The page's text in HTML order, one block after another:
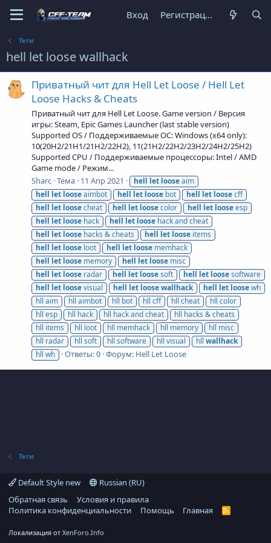
Вход Регистрация
Теги
hell let loose wallhack
Приватный чит для Hell Let Loose / Hell Let
Loose Hacks & Cheats
Приватный чит для Hell Let Loose. Game version / Версия
игры: Steam, Epic Games Launcher (last stable version)
Supported OS / Поддерживаемые ОС: Windows (x64 only):
10(20H2/21H1/21H2/22H2), 11(21H2/22H2/23H2/24H2/25H2)
Supported CPU / Поддерживаемые процессоры: Intel / AMD
Game mode / Режим...
Sharc Тема 11 Апр 2021 hell let looseaim
hell let looseaimbot hell let loose bot hell let loosecff
hell let loosecheat hell let loosecolor hell let looseesp
hell let loose hack hell let loose hack and cheat
hell let loose hacks & cheats hell let loose items
hell let loose loot hell let loose memhack
hell let loose memory hell let loose misc
hell let loose radar hell let loosesoft hell let loosesoftware
hell let loosevisual hell let loosewallhack hell let loosewh
hll aim
hll aimbot hll bot hll cff hll cheat
hll color
hll esp
hll hack hll hack and cheat
hll hacks & cheats
hll items
hll loot hll memhack hll memory
hll misc
hll radar
hll soft hll software hll visual hll wallhack
hll wh
Ответы: 0 Форум: Hell Let Loose
Теги
Default Style new
Russian (RU)
Обратная связь
Условия и правила
Политика конфиденциальности
Помощь Главная
R
Локализация от XenForo.Info